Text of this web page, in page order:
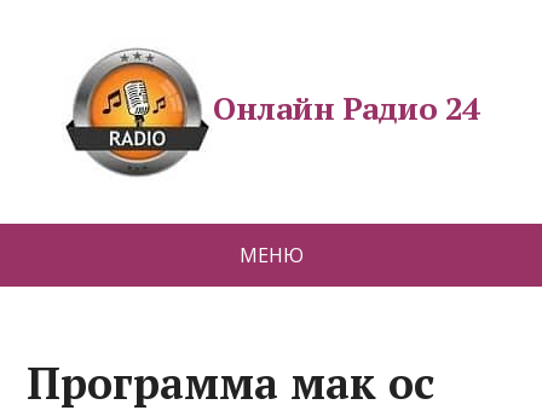
Онлайн Радио 24
МЕНЮ
Программа мак ос